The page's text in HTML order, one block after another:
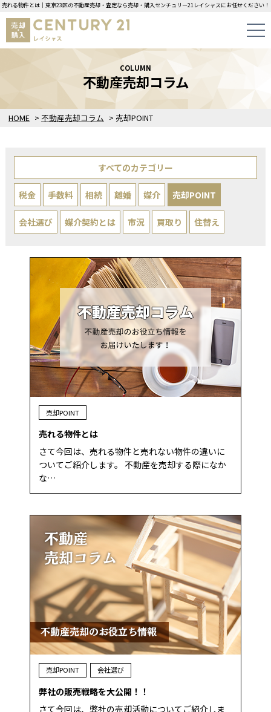
売れる物件とは｜東京23区の不動産売却・査定なら売却・購入センチュリー21レイシャスにお任せください！
HOME > 不動産売却コラム > 売却POINT
COLUMN
不動産売却コラム
すべてのカテゴリー
税金 手数料 相続 離婚 媒介 売却POINT
会社選び 媒介契約とは 市況 買取り 住替え
売却POINT
売れる物件とは
さて今回は、売れる物件と売れない物件の違いに
ついてご紹介します。 不動産を売却する際になか
な…
売却POINT 会社選び
弊社の販売戦略を大公開！！
さて今回は、弊社の売却活動についてご紹介しま